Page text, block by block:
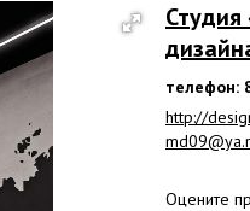
Студия
телефон:
http://
Оцените